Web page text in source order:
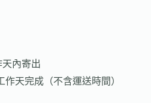
天內寄出
作天完成（不含運送時間）